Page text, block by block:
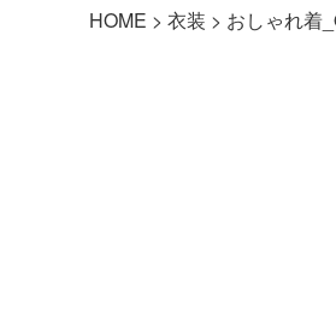
HOME > 衣装 > おしゃれ着